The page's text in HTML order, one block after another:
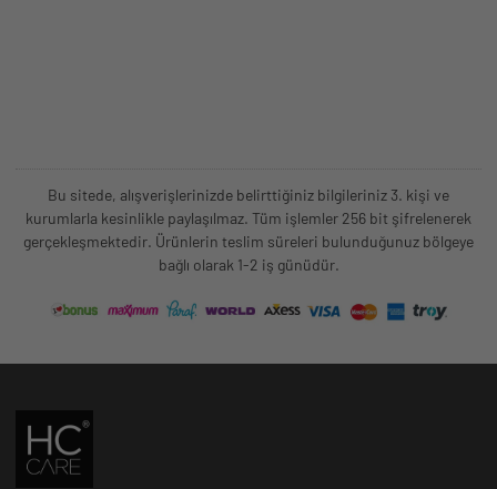
Bu sitede, alışverişlerinizde belirttiğiniz bilgileriniz 3. kişi ve
kurumlarla kesinlikle paylaşılmaz. Tüm işlemler 256 bit şifrelenerek
gerçekleşmektedir. Ürünlerin teslim süreleri bulunduğunuz bölgeye
bağlı olarak 1-2 iş günüdür.